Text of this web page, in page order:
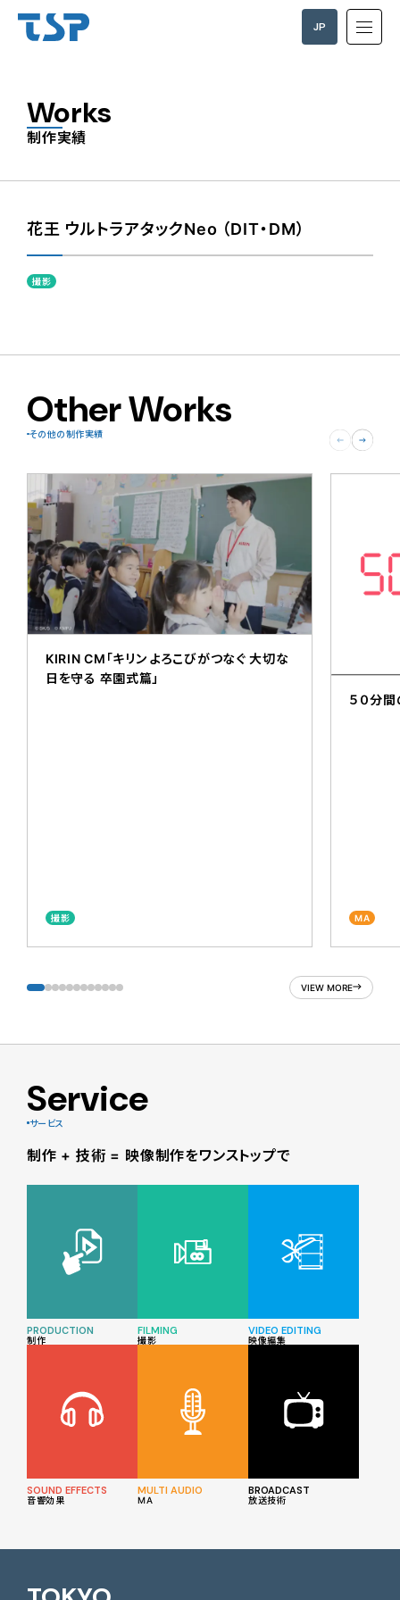
JP
Works
制作実績
花王 ウルトラアタックNeo （DIT・DM）
撮影
Other Works
その他の制作実績
KIRIN CM「キリン よろこびがつなぐ 大切な
日を守る 卒園式篇」
撮影
５０分
MA
VIEW MORE
Service
サービス
制作 + 技術 = 映像制作をワンストップで
PRODUCTION
制作
FILMING
撮影
VIDEO EDITING
映像編集
SOUND EFFECTS
音響効果
MULTI AUDIO
MA
BROADCAST
放送技術